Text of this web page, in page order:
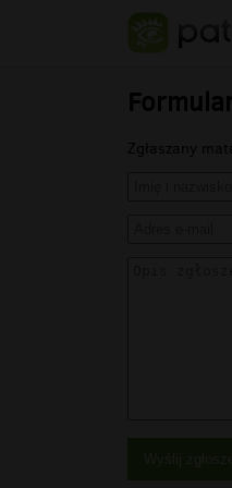
Zgłaszany